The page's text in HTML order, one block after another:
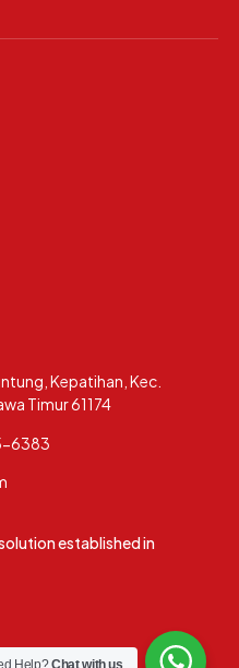
established in
Kepatihan, Kec.
Timur 61174
6383
Help?Chat with us